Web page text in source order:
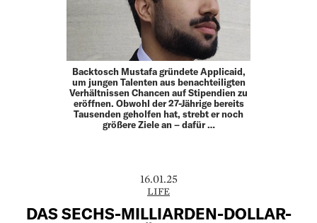
Backtosch Mustafa gründete Applicaid,
um jungen Talenten aus benachteiligten
Verhältnissen Chancen auf Stipendien zu
eröffnen. Obwohl der 27-Jährige bereits
Tausenden geholfen hat, strebt er noch
größere Ziele an – dafür …
16.01.25
LIFE
DAS SECHS-MILLIARDEN-DOLLAR-